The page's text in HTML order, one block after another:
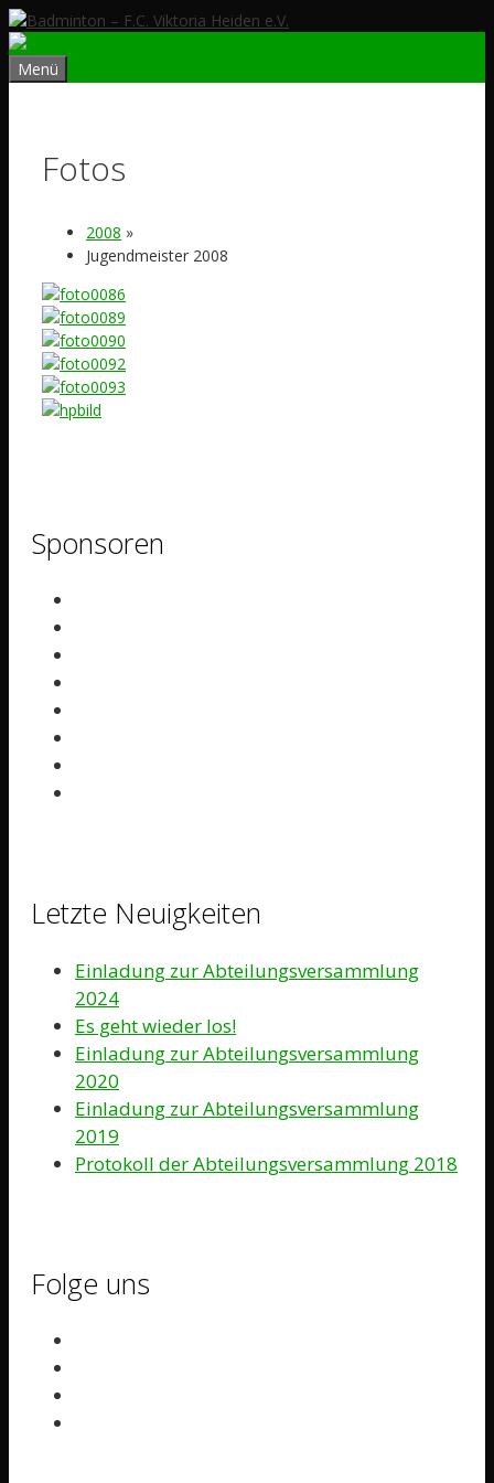
Zum
Inhalt
springen
Menü
Fotos
2008 »
Jugendmeister 2008
Sponsoren
Letzte Neuigkeiten
Einladung zur Abteilungsversammlung
2024
Es geht wieder los!
Einladung zur Abteilungsversammlung
2020
Einladung zur Abteilungsversammlung
2019
Protokoll der Abteilungsversammlung 2018
Folge uns